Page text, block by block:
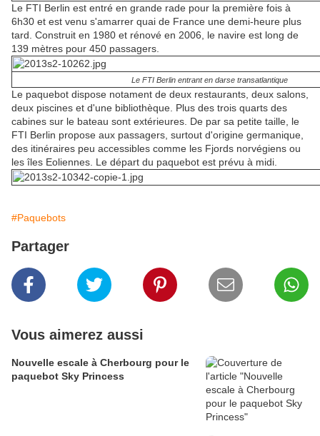
Le FTI Berlin est entré en grande rade pour la première fois à
6h30 et est venu s'amarrer quai de France une demi-heure plus
tard. Construit en 1980 et rénové en 2006, le navire est long de
139 mètres pour 450 passagers.
Le FTI Berlin entrant en darse transatlantique
Le paquebot dispose notament de deux restaurants, deux salons,
deux piscines et d'une bibliothèque. Plus des trois quarts des
cabines sur le bateau sont extérieures. De par sa petite taille, le
FTI Berlin propose aux passagers, surtout d'origine germanique,
des itinéraires peu accessibles comme les Fjords norvégiens ou
les îles Eoliennes. Le départ du paquebot est prévu à midi.
#Paquebots
Partager
Vous aimerez aussi
Nouvelle escale à Cherbourg pour le
paquebot Sky Princess